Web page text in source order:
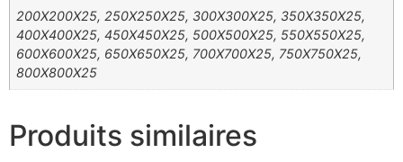
200X200X25, 250X250X25, 300X300X25, 350X350X25,
400X400X25, 450X450X25, 500X500X25, 550X550X25,
600X600X25, 650X650X25, 700X700X25, 750X750X25,
800X800X25
Produits similaires